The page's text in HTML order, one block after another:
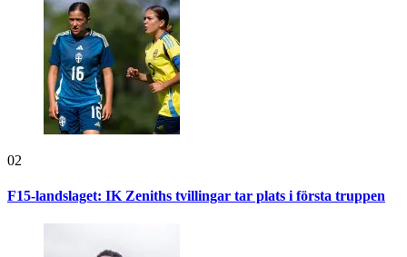
02
F15-landslaget: IK Zeniths tvillingar tar plats i första truppen